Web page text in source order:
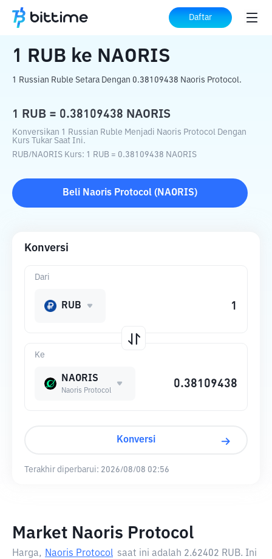
Daftar
Beranda Konverter Kripto ke NAORIS
1 RUB ke NAORIS
1 Russian Ruble Setara Dengan 0.38109438 Naoris Protocol.
1 RUB = 0.38109438 NAORIS
Konversikan 1 Russian Ruble Menjadi Naoris Protocol Dengan
Kurs Tukar Saat Ini.
RUB/NAORIS Kurs: 1 RUB = 0.38109438 NAORIS
Beli Naoris Protocol ( NAORIS)
Konversi
Ke
NAORIS
Naoris Protocol
Dari
RUB
Konversi
Terakhir diperbarui: 2026/08/08 02:56
Market Naoris Protocol
Harga, Naoris Protocol saat ini adalah 2.62402 RUB. Ini